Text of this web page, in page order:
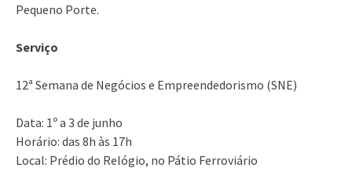
Pequeno Porte.
Serviço
12ª Semana de Negócios e Empreendedorismo (SNE)
Data: 1º a 3 de junho
Horário: das 8h às 17h
Local: Prédio do Relógio, no Pátio Ferroviário